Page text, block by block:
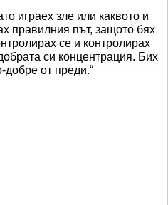
играех зле или каквото и
правилния път, защото бях
се и контролирах
си концентрация. Бих
добре от преди.“